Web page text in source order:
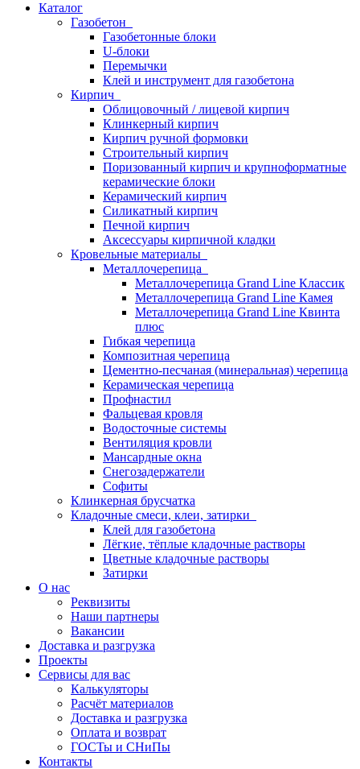
Каталог
Газобетон
Газобетонные блоки
U-блоки
Перемычки
Клей и инструмент для газобетона
Кирпич
Облицовочный / лицевой кирпич
Клинкерный кирпич
Кирпич ручной формовки
Строительный кирпич
Поризованный кирпич и крупноформатные
керамические блоки
Керамический кирпич
Силикатный кирпич
Печной кирпич
Аксессуары кирпичной кладки
Кровельные материалы
Металлочерепица
Металлочерепица Grand Line Классик
Металлочерепица Grand Line Камея
Металлочерепица Grand Line Квинта
плюс
Гибкая черепица
Композитная черепица
Цементно-песчаная (минеральная) черепица
Керамическая черепица
Профнастил
Фальцевая кровля
Водосточные системы
Вентиляция кровли
Мансардные окна
Снегозадержатели
Софиты
Клинкерная брусчатка
Кладочные смеси, клеи, затирки
Клей для газобетона
Лёгкие, тёплые кладочные растворы
Цветные кладочные растворы
Затирки
О нас
Реквизиты
Наши партнеры
Вакансии
Доставка и разгрузка
Проекты
Сервисы для вас
Калькуляторы
Расчёт материалов
Доставка и разгрузка
Оплата и возврат
ГОСТы и СНиПы
Контакты